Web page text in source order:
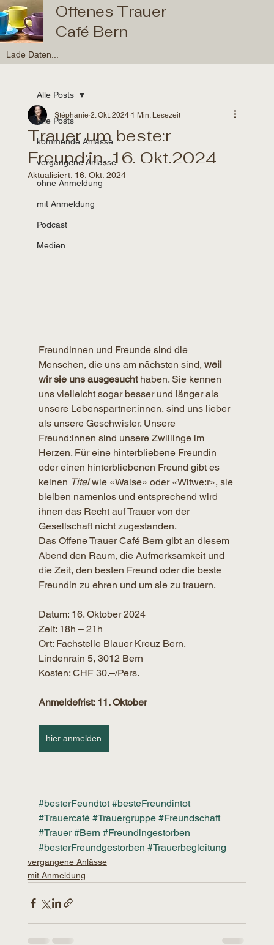
Lade Daten...
Offenes Trauer
Café Bern
Alle Posts
kommende Anlässe
vergangene Anlässe
ohne Anmeldung
mit Anmeldung
Podcast
Medien
Alle Posts
Trauer um beste:r
Freund:in, 16. Okt.2024
Stéphanie 2. Okt. 2024 1 Min. Lesezeit
Aktualisiert: 16. Okt. 2024
Freundinnen und Freunde sind die
Menschen, die uns am nächsten sind, weil
wir sie uns ausgesucht haben. Sie kennen
uns vielleicht sogar besser und länger als
unsere Lebenspartner:innen, sind uns lieber
als unsere Geschwister. Unsere
Freund:innen sind unsere Zwillinge im
Herzen. Für eine hinterbliebene Freundin
oder einen hinterbliebenen Freund gibt es
keinen Titel wie «Waise» oder «Witwe:r», sie
bleiben namenlos und entsprechend wird
ihnen das Recht auf Trauer von der
Gesellschaft nicht zugestanden.
Das Offene Trauer Café Bern gibt an diesem
Abend den Raum, die Aufmerksamkeit und
die Zeit, den besten Freund oder die beste
Freundin zu ehren und um sie zu trauern.
Datum: 16. Oktober 2024
Zeit: 18h – 21h
Ort: Fachstelle Blauer Kreuz Bern,
Lindenrain 5, 3012 Bern
Kosten: CHF 30.–/Pers.
Anmeldefrist: 11. Oktober
hier anmelden
#besterFeundtot #besteFreundintot
#Trauercafé #Trauergruppe #Freundschaft
#Trauer #Bern #Freundingestorben
#besterFreundgestorben #Trauerbegleitung
vergangene Anlässe
mit Anmeldung